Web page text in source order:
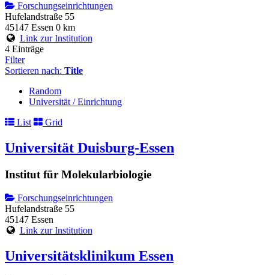
Forschungseinrichtungen
Hufelandstraße 55
45147 Essen 0 km
Link zur Institution
4 Einträge
Filter
Sortieren nach: Title
Random
Universität / Einrichtung
List
Grid
Universität Duisburg-Essen
Institut für Molekularbiologie
Forschungseinrichtungen
Hufelandstraße 55
45147 Essen
Link zur Institution
Universitätsklinikum Essen